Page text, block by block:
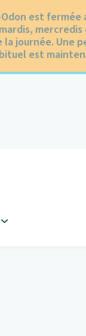
est fermée
journée. Une
est